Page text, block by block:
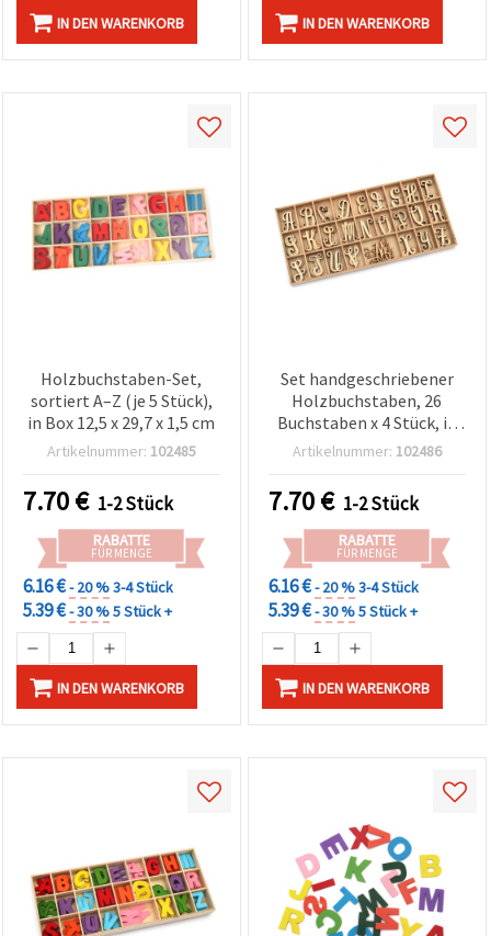
IN DEN WARENKORB IN DEN WARENKORB
Holzbuchstaben-Set,
sortiert A–Z (je 5 Stück),
in Box 12,5 x 29,7 x 1,5 cm
Artikelnummer: 102485
7.70€ 1-2 Stück
RABATTE
FÜR MENGE
6.16 €- 20 %3-4 Stück
5.39 €- 30 %5 Stück +
IN DEN WARENKORB
Set handgeschriebener
Holzbuchstaben, 26
Buchstaben x 4 Stück, in
Box 12,5 x 26,5 x 1,5 cm
Artikelnummer: 102486
7.70€ 1-2 Stück
RABATTE
FÜR MENGE
6.16 €- 20 %3-4 Stück
5.39 €- 30 %5 Stück +
IN DEN WARENKORB